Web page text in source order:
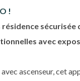
!
résidence sécurisée
avec
ascenseur, cet